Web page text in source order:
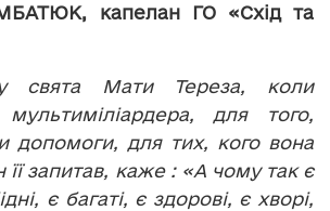
капелан ГО «Схід та
свята Мати Тереза, коли
для того,
допомоги, для тих, кого вона
її запитав, каже : «А чому так є
є багаті, є здорові, є хворі,